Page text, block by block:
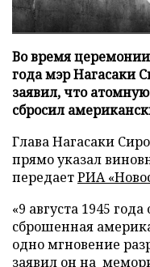
Во время
года мэр Нагасаки
заявил, что
сбросил
Глава Нагасаки
прямо указал
передаетРИА
«9 августа 1945
сброшенная
одно мгновение
заявил он на